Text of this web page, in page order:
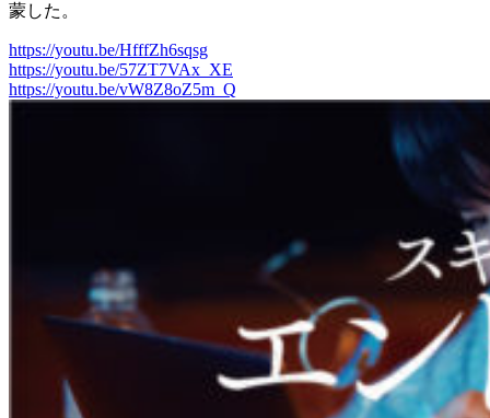
蒙した。
https://youtu.be/HfffZh6sqsg
https://youtu.be/57ZT7VAx_XE
https://youtu.be/vW8Z8oZ5m_Q